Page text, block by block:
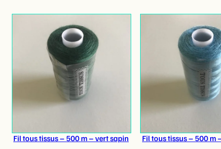
Fil tous tissus – 500 m – vert sapin Fil tous tissus – 500 m